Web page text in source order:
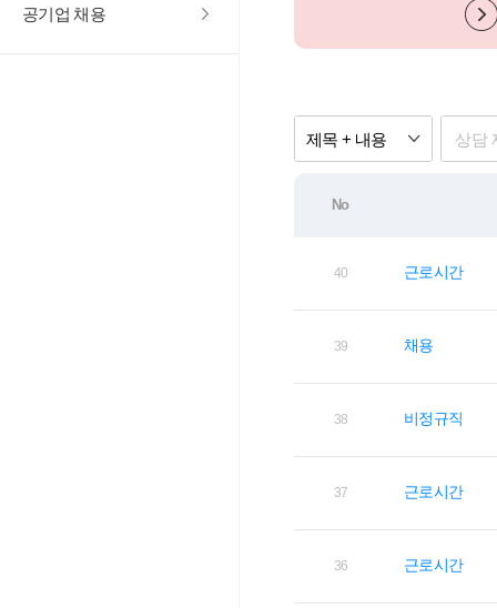
공기업 채용
제목 + 내용
No
40 근로시간
39 채용
38 비정규직
37 근로시간
36 근로시간